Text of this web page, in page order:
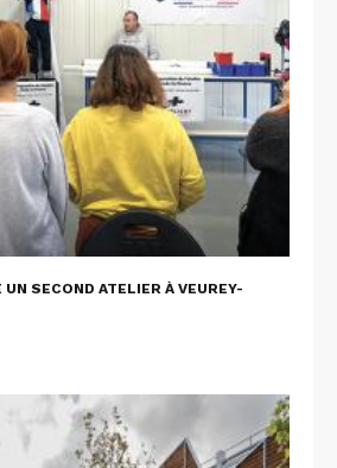
SECOND ATELIER À VEUREY-